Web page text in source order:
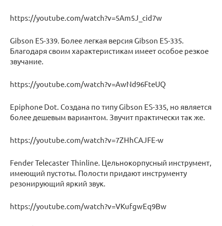
https://youtube.com/watch?v=5Am5J_cid7w
Gibson ES-339. Более легкая версия Gibson ES-335.
Благодаря своим характеристикам имеет особое резкое
звучание.
https://youtube.com/watch?v=AwNd96FteUQ
Epiphone Dot. Создана по типу Gibson ES-335, но является
более дешевым вариантом. Звучит практически так же.
https://youtube.com/watch?v=7ZHhCAJFE-w
Fender Telecaster Thinline. Цельнокорпусный инструмент,
имеющий пустоты. Полости придают инструменту
резонирующий яркий звук.
https://youtube.com/watch?v=VKufgwEq9Bw